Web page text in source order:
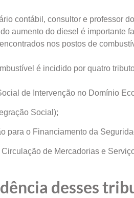
contábil, consultor e professor do
aumento do diesel é importante
nos postos de
é incidido por quatro
de Intervenção no Domínio
Social);
para o Financiamento da
Circulação de Mercadorias e
desses